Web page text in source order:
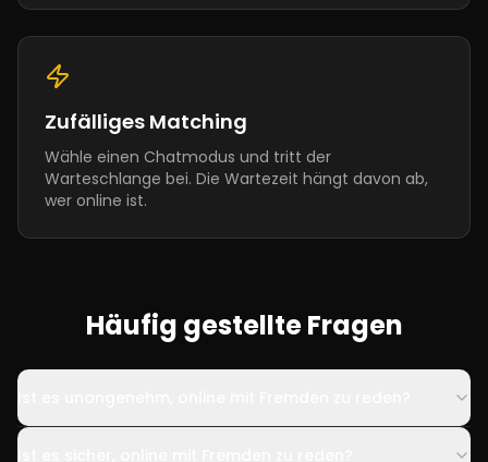
Zufälliges Matching
Wähle einen Chatmodus und tritt der
Warteschlange bei. Die Wartezeit hängt davon ab,
wer online ist.
Häufig gestellte Fragen